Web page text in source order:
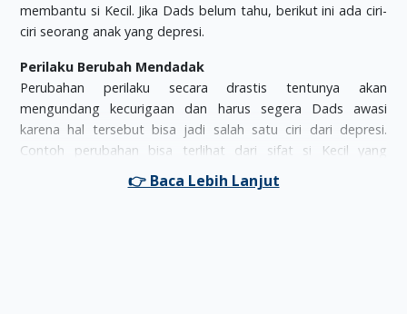
membantu si Kecil. Jika Dads belum tahu, berikut ini ada ciri-
ciri seorang anak yang depresi.
Perilaku Berubah Mendadak
Perubahan perilaku secara drastis tentunya akan
mengundang kecurigaan dan harus segera Dads awasi
karena hal tersebut bisa jadi salah satu ciri dari depresi.
Contoh perubahan bisa terlihat dari sifat si Kecil yang
pendiam dan murung. Dads perlu mencari penyebab dari